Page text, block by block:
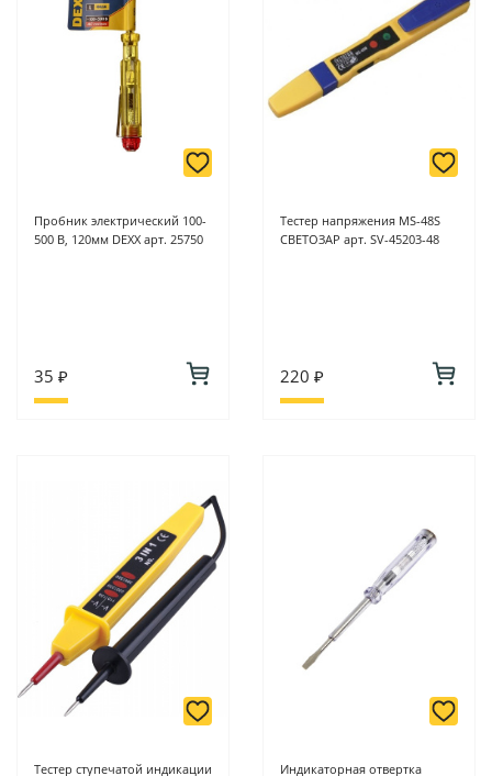
Пробник электрический 100-
500 В, 120мм DEXX арт. 25750
35 ₽
Тестер напряжения MS-48S
СВЕТОЗАР арт. SV-45203-48
220 ₽
Тестер ступечатой индикации
Индикаторная отвертка